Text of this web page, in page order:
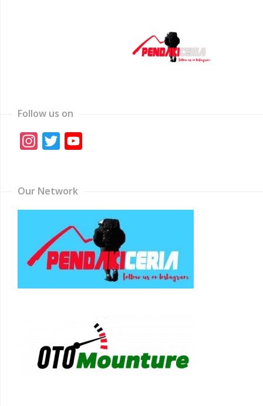
Follow us on
Instagram
Twitter
Our Network